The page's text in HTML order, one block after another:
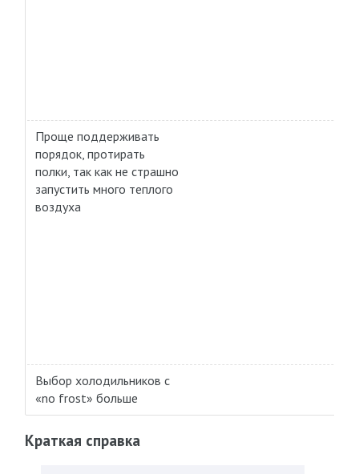
Проще поддерживать
порядок, протирать
полки, так как не страшно
запустить много теплого
воздуха
Выбор холодильников с
«no frost» больше
Краткая справка